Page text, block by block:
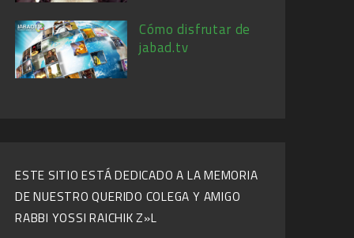
Cómo disfrutar de
jabad.tv
ESTE SITIO ESTÁ DEDICADO A LA MEMORIA
DE NUESTRO QUERIDO COLEGA Y AMIGO
RABBI YOSSI RAICHIK Z»L